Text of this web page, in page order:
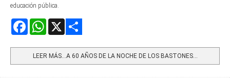
educación pública.
FacebookWhatsApp
LEER MÁS…A 60 AÑOS DE LA NOCHE DE LOS BASTONES...